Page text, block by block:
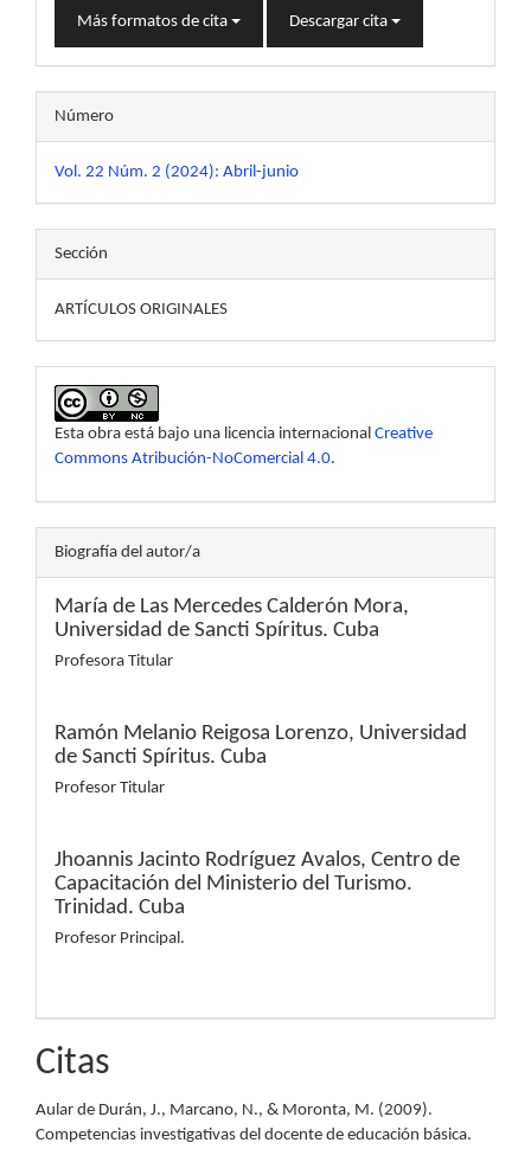
Más formatos de cita Descargar cita
Número
Vol. 22 Núm. 2 (2024): Abril-junio
Sección
ARTÍCULOS ORIGINALES
Esta obra está bajo una licencia internacional Creative
Commons Atribución-NoComercial 4.0.
Biografía del autor/a
María de Las Mercedes Calderón Mora,
Universidad de Sancti Spíritus. Cuba
Profesora Titular
Ramón Melanio Reigosa Lorenzo, Universidad
de Sancti Spíritus. Cuba
Profesor Titular
Jhoannis Jacinto Rodríguez Avalos, Centro de
Capacitación del Ministerio del Turismo.
Trinidad. Cuba
Profesor Principal.
Citas
Aular de Durán, J., Marcano, N., & Moronta, M. (2009).
Competencias investigativas del docente de educación básica.